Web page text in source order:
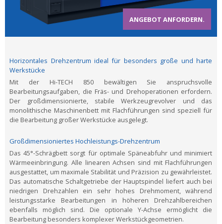
ANGEBOT ANFORDERN.
Horizontales Drehzentrum ideal für besonders große und harte
Werkstücke
Mit der Hi-TECH 850 bewältigen Sie anspruchsvolle
Bearbeitungsaufgaben, die Fräs- und Drehoperationen erfordern.
Der großdimensionierte, stabile Werkzeugrevolver und das
monolithische Maschinenbett mit Flachführungen sind speziell für
die Bearbeitung großer Werkstücke ausgelegt.
Großdimensioniertes Hochleistungs-Drehzentrum
Das 45°-Schrägbett sorgt für optimale Späneabfuhr und minimiert
Wärmeeinbringung. Alle linearen Achsen sind mit Flachführungen
ausgestattet, um maximale Stabilität und Präzision zu gewährleistet.
Das automatische Schaltgetriebe der Hauptspindel liefert auch bei
niedrigen Drehzahlen ein sehr hohes Drehmoment, während
leistungsstarke Bearbeitungen in höheren Drehzahlbereichen
ebenfalls möglich sind. Die optionale Y-Achse ermöglicht die
Bearbeitung besonders komplexer Werkstückgeometrien.